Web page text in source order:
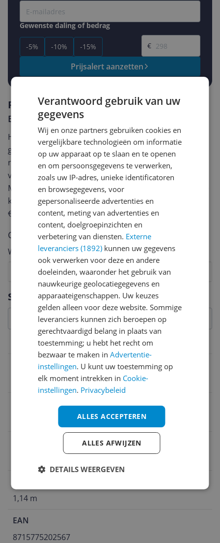
Gewenste daling of bedrag
-5% -10% -15%
Gewenste prijs
€
Prijsalert aanzetten
Specificaties
Afmetingen & gewicht
Verpakkingsgewicht
Product breedte
1,14 m
EAN
8715775202567
Reviews
Er zijn nog geen reviews geschreven
Heb jij dit product in bezit en wil je graag je mening
geven? Start dan hieronder met het schrijven van je
review. Afhankelijk van de details duurt het schrijven
van een review gemiddeld tussen de 3 en 10 minuten.
Met jouw mening help je andere bezoekers een betere
keuze te maken én maak je iedere maand kans op
€250,-!
Klik hier voor de actievoorwaarden.
Cijfer
Welk cijfer geef jij dit product?
8
7
6
5
4
3
2
Vraag 1 van 4
Verantwoord gebruik van uw
gegevens
Wij en onze partners gebruiken cookies en
vergelijkbare technologieën om informatie
op uw apparaat op te slaan en te openen
en om persoonsgegevens te verwerken,
zoals uw IP-adres, unieke identificatoren
en browsegegevens, voor
gepersonaliseerde advertenties en
content, meting van advertenties en
content, doelgroepinzichten en
verbetering van diensten. Externe
leveranciers (1892) kunnen uw gegevens
ook verwerken voor deze en andere
doeleinden, waaronder het gebruik van
nauwkeurige geolocatiegegevens en
apparaateigenschappen. Uw keuzes
gelden alleen voor deze website. Sommige
leveranciers kunnen zich beroepen op
gerechtvaardigd belang in plaats van
toestemming; u hebt het recht om
bezwaar te maken inAdvertentie-
instellingen. U kunt uw toestemming op
elk moment intrekken in Cookie-
instellingen. Privacybeleid
ALLES ACCEPTEREN
ALLES AFWIJZEN
DETAILS WEERGEVEN